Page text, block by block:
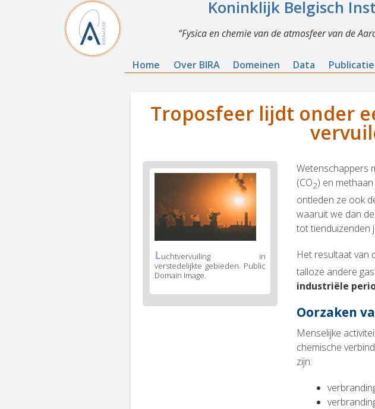
Koninklijk Belgisch
Fysica en chemie van de atmosfeer van de
Home Over BIRA Domeinen Data
Troposfeer lijdt onder
Wetenschappers
(CO2) en methaan
ontleden ze ook
waaruit we dan
tot tienduizenden
Het resultaat van
talloze andere
industriële
Oorzaken
Menselijke
chemische
zijn:
Luchtvervuiling in
verstedelijkte gebieden. Public
Domain Image.